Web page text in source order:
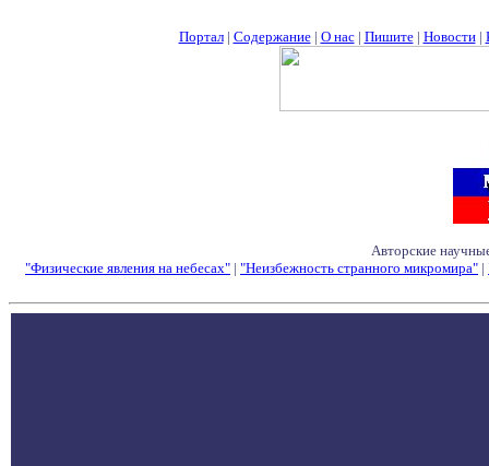
Портал| Содержание| О нас| Пишите| Новости|
Авторские
"Физические явления на небесах" | "Неизбежность странного микромира" |